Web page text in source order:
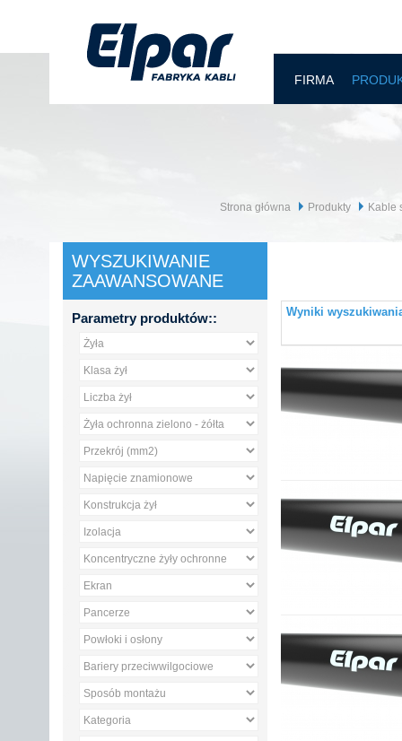
FIRMA
Strona główna Produkty Kable
WYSZUKIWANIE
ZAAWANSOWANE
Parametry produktów:: Wyniki